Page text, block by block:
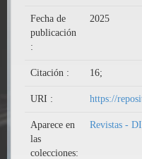
Fecha de
publicación
:
2025
Citación : 16;
URI : https://
Aparece en
las
colecciones:
Revistas -